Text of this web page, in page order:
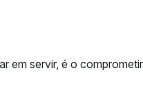
em servir, é o